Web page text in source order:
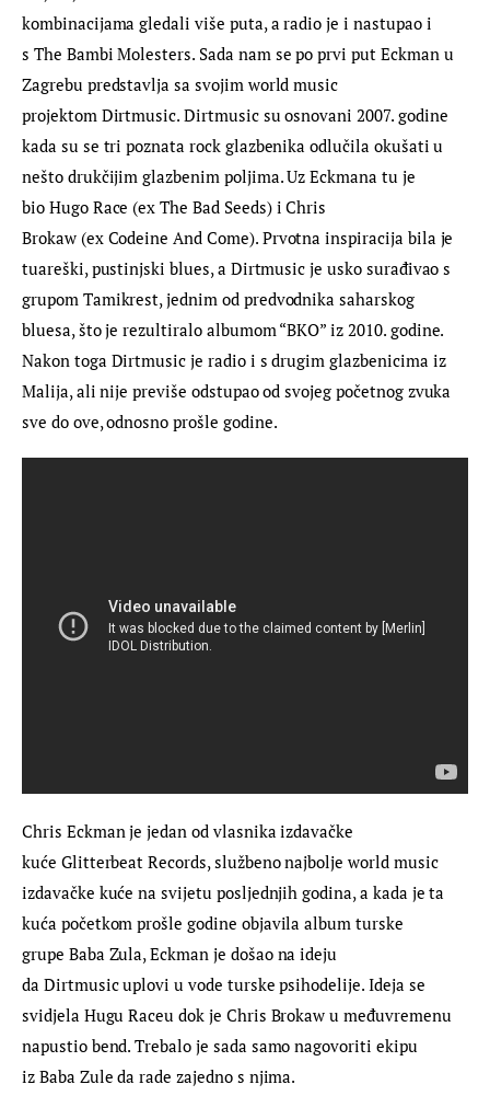
kombinacijama gledali više puta, a radio je i nastupao i
s The Bambi Molesters. Sada nam se po prvi put Eckman u
Zagrebu predstavlja sa svojim world music
projektom Dirtmusic. Dirtmusic su osnovani 2007. godine
kada su se tri poznata rock glazbenika odlučila okušati u
nešto drukčijim glazbenim poljima. Uz Eckmana tu je
bio Hugo Race (ex The Bad Seeds) i Chris
Brokaw (ex Codeine And Come). Prvotna inspiracija bila je
tuareški, pustinjski blues, a Dirtmusic je usko surađivao s
grupom Tamikrest, jednim od predvodnika saharskog
bluesa, što je rezultiralo albumom “BKO” iz 2010. godine.
Nakon toga Dirtmusic je radio i s drugim glazbenicima iz
Malija, ali nije previše odstupao od svojeg početnog zvuka
sve do ove, odnosno prošle godine.
Chris Eckman je jedan od vlasnika izdavačke
kuće Glitterbeat Records, službeno najbolje world music
izdavačke kuće na svijetu posljednjih godina, a kada je ta
kuća početkom prošle godine objavila album turske
grupe Baba Zula, Eckman je došao na ideju
da Dirtmusic uplovi u vode turske psihodelije. Ideja se
svidjela Hugu Raceu dok je Chris Brokaw u međuvremenu
napustio bend. Trebalo je sada samo nagovoriti ekipu
iz Baba Zule da rade zajedno s njima.